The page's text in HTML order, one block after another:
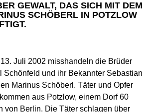
GEWALT, DAS SICH MIT DEM
SCHÖBERL IN POTZLOW
13. Juli 2002 misshandeln die Brüder
Schönfeld und ihr Bekannter Sebastian
Marinus Schöberl. Täter und Opfer
aus Potzlow, einem Dorf 60
von Berlin. Die Täter schlagen über